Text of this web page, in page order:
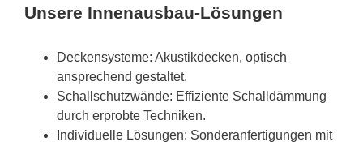
Unsere Innenausbau-Lösungen
Deckensysteme: Akustikdecken, optisch
ansprechend gestaltet.
Schallschutzwände: Effiziente Schalldämmung
durch erprobte Techniken.
Individuelle Lösungen: Sonderanfertigungen mit